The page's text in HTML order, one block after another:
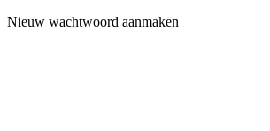
Nieuw wachtwoord aanmaken